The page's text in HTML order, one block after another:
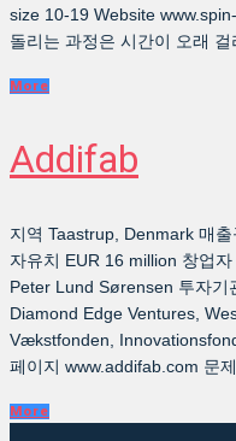
size 10-19 Website
돌리는 과정은 시간이 오래 걸
More
Addifab
지역 Taastrup, Denmark 매
자유치 EUR 16 million 창업
Peter Lund Sørensen 투자
Diamond Edge Ventures,
Vækstfonden,
페이지 www.addifab.com 문
More